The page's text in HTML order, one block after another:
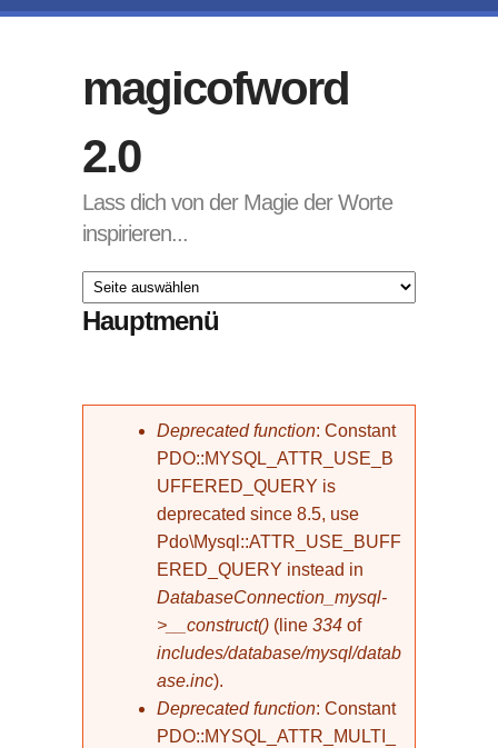
magicofword
2.0
Lass dich von der Magie der Worte
inspirieren...
Hauptmenü
Fehlermeldung
Deprecated function: Constant
PDO::MYSQL_ATTR_USE_B
UFFERED_QUERY is
deprecated since 8.5, use
Pdo\Mysql::ATTR_USE_BUFF
ERED_QUERY instead in
DatabaseConnection_mysql-
>__construct() (line 334 of
includes/database/mysql/datab
ase.inc).
Deprecated function: Constant
PDO::MYSQL_ATTR_MULTI_